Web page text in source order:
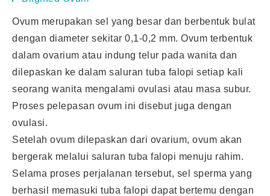
Ovum merupakan sel yang besar dan berbentuk bulat
dengan diameter sekitar 0,1-0,2 mm. Ovum terbentuk
dalam ovarium atau indung telur pada wanita dan
dilepaskan ke dalam saluran tuba falopi setiap kali
seorang wanita mengalami ovulasi atau masa subur.
Proses pelepasan ovum ini disebut juga dengan
ovulasi.
Setelah ovum dilepaskan dari ovarium, ovum akan
bergerak melalui saluran tuba falopi menuju rahim.
Selama proses perjalanan tersebut, sel sperma yang
berhasil memasuki tuba falopi dapat bertemu dengan